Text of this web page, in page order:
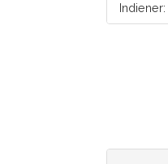
Indiener: